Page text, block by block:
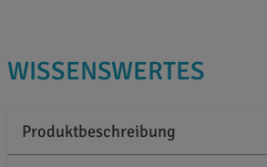
WISSENSWERTES
Produktbeschreibung